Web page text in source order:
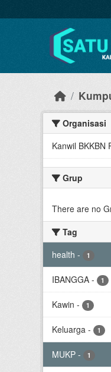
Organisasi
Kanwil BKKBN
Grup
There are no
Tag
health - 1
IBANGGA - 1
Kawin - 1
Keluarga - 1
MUKP - 1